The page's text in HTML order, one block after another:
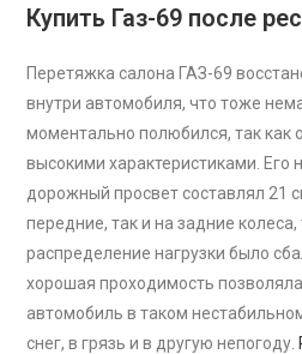
Купить Газ-69 после
Перетяжка салона ГАЗ-69
внутри автомобиля, что тоже
моментально полюбился, так как
высокими характеристиками. Его
дорожный просвет составлял 21
передние, так и на задние
распределение нагрузки было
хорошая проходимость
автомобиль в таком
снег, в грязь и в другую непогоду.